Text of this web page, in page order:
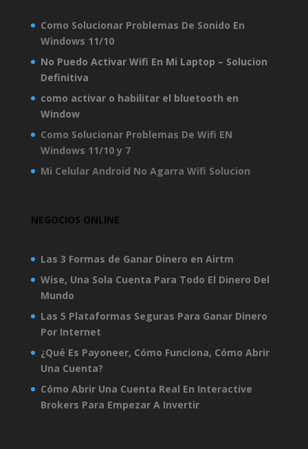
Como Solucionar Problemas De Sonido En
Windows 11/10
No Puedo Activar Wifi En Mi Laptop – Solucion
Definitiva
como activar o habilitar el bluetooth en
Window
Como Solucionar Problemas De Wifi EN
Windows 11/10 y 7
Mi Celular Android No Agarra Wifi Solucion
NEGOCIOS ONLINE
Las 3 Formas de Ganar Dinero en Airtm
Wise, Una Sola Cuenta Para Todo El Dinero Del
Mundo
Las 5 Plataformas Seguras Para Ganar Dinero
Por Internet
¿Qué Es Payoneer, Cómo Funciona, Cómo Abrir
Una Cuenta?
Cómo Abrir Una Cuenta Real En Interactive
Brokers Para Empezar A Invertir